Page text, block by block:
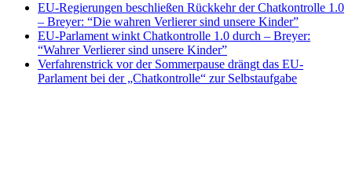
EU-Regierungen beschließen Rückkehr der Chatkontrolle 1.0
– Breyer: “Die wahren Verlierer sind unsere Kinder”
EU-Parlament winkt Chatkontrolle 1.0 durch – Breyer:
“Wahrer Verlierer sind unsere Kinder”
Verfahrenstrick vor der Sommerpause drängt das EU-
Parlament bei der „Chatkontrolle“ zur Selbstaufgabe